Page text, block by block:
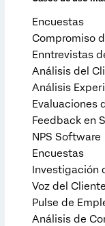
Encuestas
Compromiso
Enntrevistas
Análisis del
Análisis
Evaluaciones
Feedback en
NPS Software
Encuestas
Investigación
Voz del Cliente
Pulse de
Análisis de